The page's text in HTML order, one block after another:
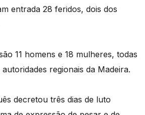
entrada 28 feridos, dois dos
11 homens e 18 mulheres, todas
regionais da Madeira.
decretou três dias de luto